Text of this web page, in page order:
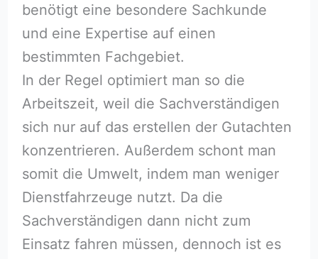
benötigt eine besondere Sachkunde
und eine Expertise auf einen
bestimmten Fachgebiet.
In der Regel optimiert man so die
Arbeitszeit, weil die Sachverständigen
sich nur auf das erstellen der Gutachten
konzentrieren. Außerdem schont man
somit die Umwelt, indem man weniger
Dienstfahrzeuge nutzt. Da die
Sachverständigen dann nicht zum
Einsatz fahren müssen, dennoch ist es